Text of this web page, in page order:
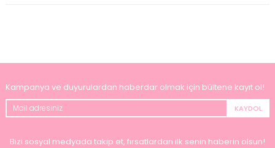
Kampanya ve duyurulardan haberdar olmak için bültene kayıt ol!
KAYDOL
Bizi sosyal medyada takip et, fırsatlardan ilk senin haberin olsun!